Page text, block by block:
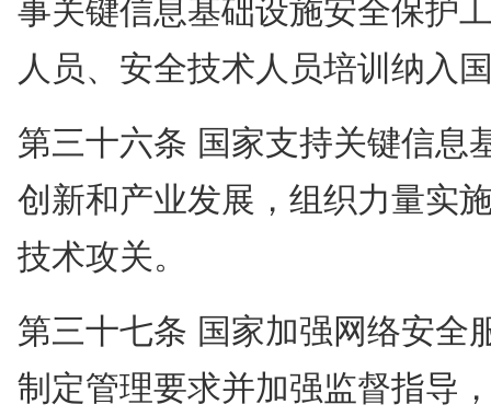
人员、安全技术人员培训纳入
第三十六条 国家支持关键信息
创新和产业发展，组织力量实
技术攻关。
第三十七条 国家加强网络安全
制定管理要求并加强监督指导